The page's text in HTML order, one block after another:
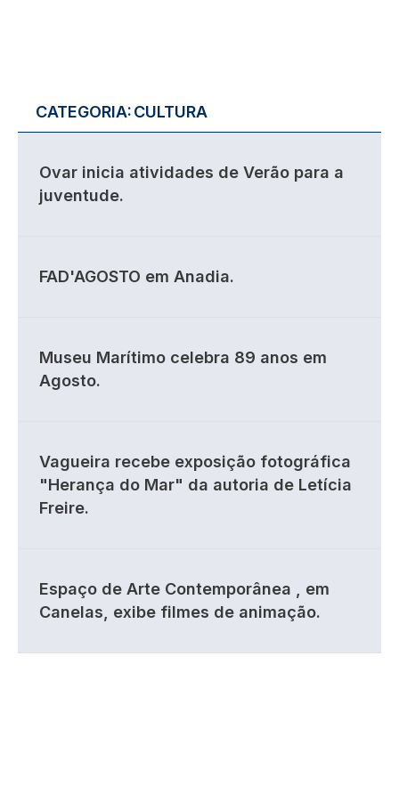
CATEGORIA:CULTURA
Ovar inicia atividades de Verão para a
juventude.
FAD'AGOSTO em Anadia.
Museu Marítimo celebra 89 anos em
Agosto.
Vagueira recebe exposição fotográfica
"Herança do Mar" da autoria de Letícia
Freire.
Espaço de Arte Contemporânea , em
Canelas, exibe filmes de animação.